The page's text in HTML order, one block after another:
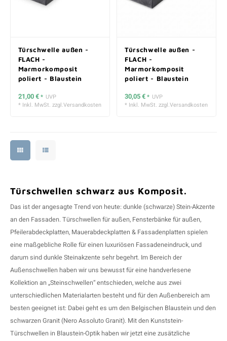
Türschwelle außen -
FLACH -
Marmorkomposit
poliert - Blaustein
stark
21,00 €* UVP
* Inkl. MwSt. zzgl.Versandkosten
Türschwelle außen -
FLACH -
Marmorkomposit
poliert - Blaustein
stark
30,05 €* UVP
* Inkl. MwSt. zzgl.Versandkosten
Türschwellen schwarz aus Komposit.
Das ist der angesagte Trend von heute: dunkle (schwarze) Stein-Akzente
an den Fassaden. Türschwellen für außen, Fensterbänke für außen,
Pfeilerabdeckplatten, Mauerabdeckplatten & Fassadenplatten spielen
eine maßgebliche Rolle für einen luxuriösen Fassadeneindruck, und
darum sind dunkle Steinakzente sehr begehrt. Im Bereich der
Außenschwellen haben wir uns bewusst für eine handverlesene
Kollektion an „Steinschwellen“ entschieden, welche aus zwei
unterschiedlichen Materialarten besteht und für den Außenbereich am
besten geeignet ist: Dabei geht es um den Belgischen Blaustein und den
schwarzen Granit(Nero Assoluto Granit). Mit den Kunststein-
Türschwellen in Blaustein-Optik haben wir jetzt eine zusätzliche